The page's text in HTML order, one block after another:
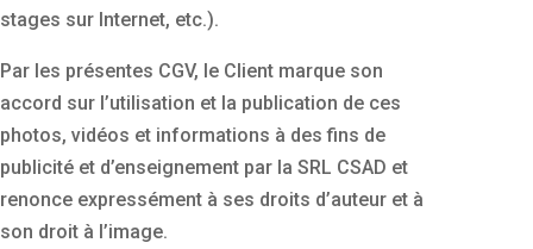
stages sur Internet, etc.).
Par les présentes CGV, le Client marque son
accord sur l’utilisation et la publication de ces
photos, vidéos et informations à des fins de
publicité et d’enseignement par la SRL CSAD et
renonce expressément à ses droits d’auteur et à
son droit à l’image.